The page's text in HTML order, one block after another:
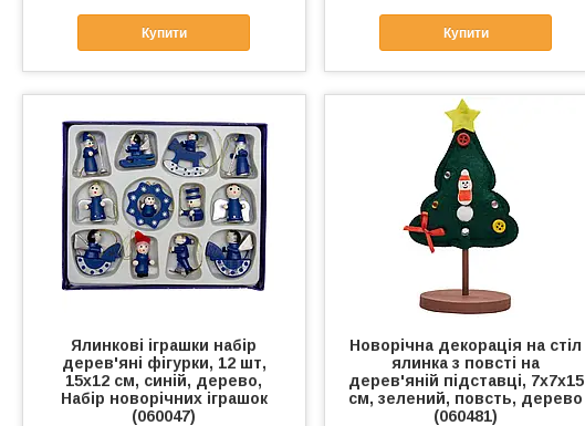
Купити Купити
Ялинкові іграшки набір
дерев'яні фігурки, 12 шт,
15х12 см, синій, дерево,
Набір новорічних іграшок
(060047)
Новорічна декорація на стіл
ялинка з повсті на
дерев'яній підставці, 7х7х15
см, зелений, повсть, дерево
(060481)